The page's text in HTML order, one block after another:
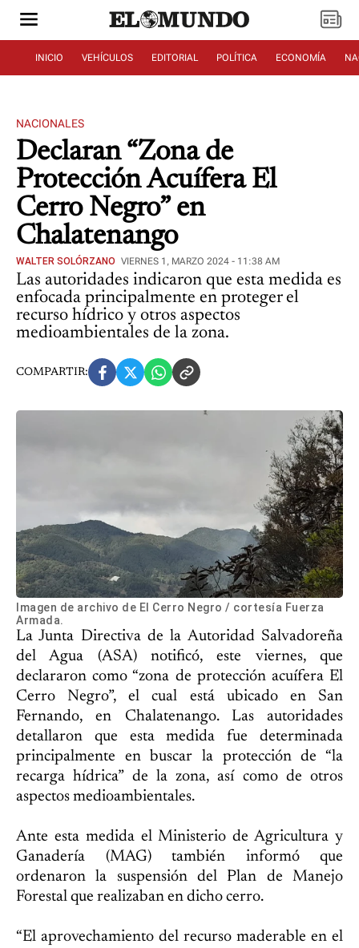
INICIO VEHÍCULOS EDITORIAL POLÍTICA ECONOMÍA
NACIONALES
Declaran “Zona de
Protección Acuífera El
Cerro Negro” en
Chalatenango
WALTER SOLÓRZANO VIERNES 1, MARZO 2024 - 11:38 AM
Las autoridades indicaron que esta medida es
enfocada principalmente en proteger el
recurso hídrico y otros aspectos
medioambientales de la zona.
COMPARTIR:
Imagen de archivo de El Cerro Negro / cortesía Fuerza
Armada.
La Junta Directiva de la Autoridad Salvadoreña
del Agua (ASA) notificó, este viernes, que
declararon como “zona de protección acuífera El
Cerro Negro”, el cual está ubicado en San
Fernando, en Chalatenango. Las autoridades
detallaron que esta medida fue determinada
principalmente en buscar la protección de “la
recarga hídrica” de la zona, así como de otros
aspectos medioambientales.
Ante esta medida el Ministerio de Agricultura y
Ganadería (MAG) también informó que
ordenaron la suspensión del Plan de Manejo
Forestal que realizaban en dicho cerro.
“El aprovechamiento del recurso maderable en el